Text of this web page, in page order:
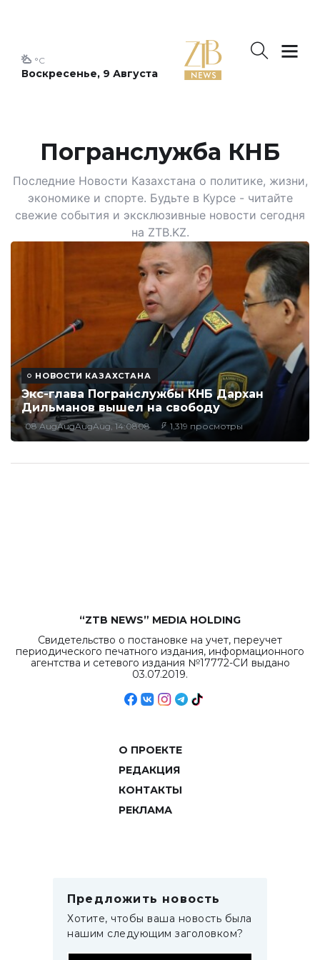
Воскресенье, 9 Августа
°C
Погранслужба КНБ
Последние Новости Казахстана о политике, жизни,
экономике и спорте. Будьте в Курсе - читайте
свежие события и эксклюзивные новости сегодня
на ZTB.KZ.
НОВОСТИ КАЗАХСТАНА
Экс-глава Погранслужбы КНБ Дархан
Дильманов вышел на свободу
08 AugAugAugAug, 14:0808 1,319 просмотры
“ZTB NEWS” MEDIA HOLDING
Свидетельство о постановке на учет, переучет
периодического печатного издания, информационного
агентства и сетевого издания №17772-СИ выдано
03.07.2019.
О ПРОЕКТЕ
РЕДАКЦИЯ
КОНТАКТЫ
РЕКЛАМА
Предложить новость
Хотите, чтобы ваша новость была
нашим следующим заголовком?